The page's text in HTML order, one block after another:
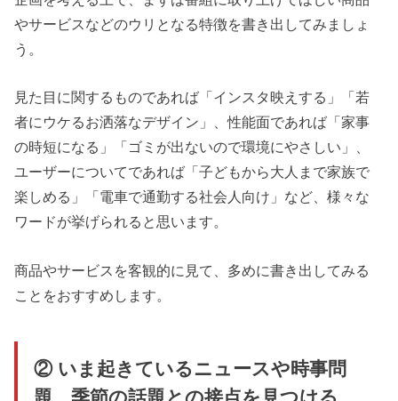
やサービスなどのウリとなる特徴を書き出してみましょ
う。
見た目に関するものであれば「インスタ映えする」「若
者にウケるお洒落なデザイン」、性能面であれば「家事
の時短になる」「ゴミが出ないので環境にやさしい」、
ユーザーについてであれば「子どもから大人まで家族で
楽しめる」「電車で通勤する社会人向け」など、様々な
ワードが挙げられると思います。
商品やサービスを客観的に見て、多めに書き出してみる
ことをおすすめします。
② いま起きているニュースや時事問